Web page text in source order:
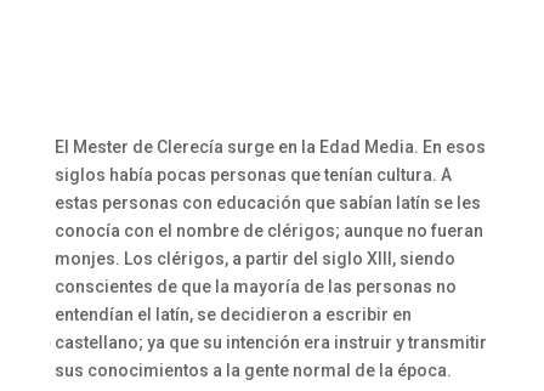
El Mester de Clerecía surge en la Edad Media. En esos
siglos había pocas personas que tenían cultura. A
estas personas con educación que sabían latín se les
conocía con el nombre de clérigos; aunque no fueran
monjes. Los clérigos, a partir del siglo XIII, siendo
conscientes de que la mayoría de las personas no
entendían el latín, se decidieron a escribir en
castellano; ya que su intención era instruir y transmitir
sus conocimientos a la gente normal de la época.